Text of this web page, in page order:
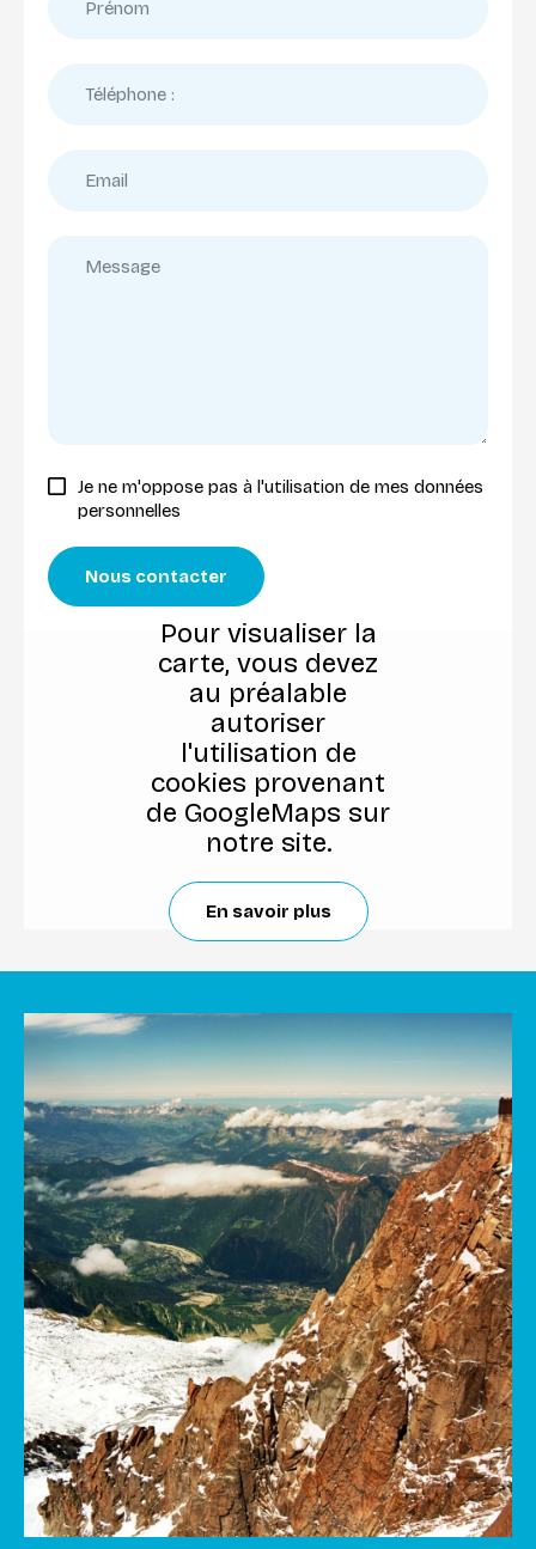
Je ne m'oppose pas à l'utilisation de mes données
personnelles
Nous contacter
Pour visualiser la
carte, vous devez
au préalable
autoriser
l'utilisation de
cookies provenant
de GoogleMaps sur
notre site.
En savoir plus